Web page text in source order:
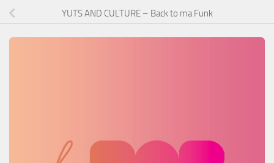
YUTS AND CULTURE – Back to ma Funk